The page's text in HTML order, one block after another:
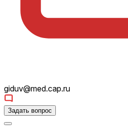
giduv@med.cap.ru
Задать вопрос